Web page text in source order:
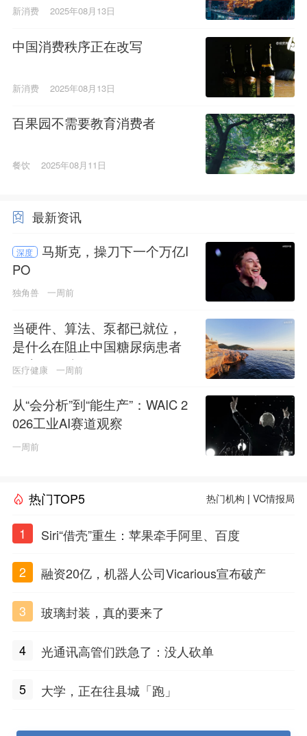
新消费 2025年08月13日
中国消费秩序正在改写
新消费 2025年08月13日
百果园不需要教育消费者
餐饮 2025年08月11日
最新资讯
深度
马斯克，操刀下一个万亿I
PO
独角兽 一周前
当硬件、算法、泵都已就位，
是什么在阻止中国糖尿病患者
用上人工胰腺？
医疗健康 一周前
从“会分析”到“能生产”：WAIC 2
026工业AI赛道观察
一周前
热门TOP5 热门机构 |VC情报局
1 Siri“借壳”重生：苹果牵手阿里、百度
2 融资20亿，机器人公司Vicarious宣布破产
3 玻璃封装，真的要来了
4 光通讯高管们跌急了：没人砍单
5 大学，正在往县城「跑」